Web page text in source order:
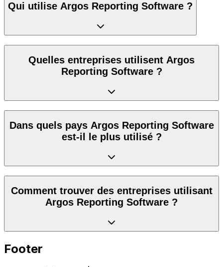
Qui utilise Argos Reporting Software ?
Quelles entreprises utilisent Argos
Reporting Software ?
Dans quels pays Argos Reporting Software
est-il le plus utilisé ?
Comment trouver des entreprises utilisant
Argos Reporting Software ?
Footer